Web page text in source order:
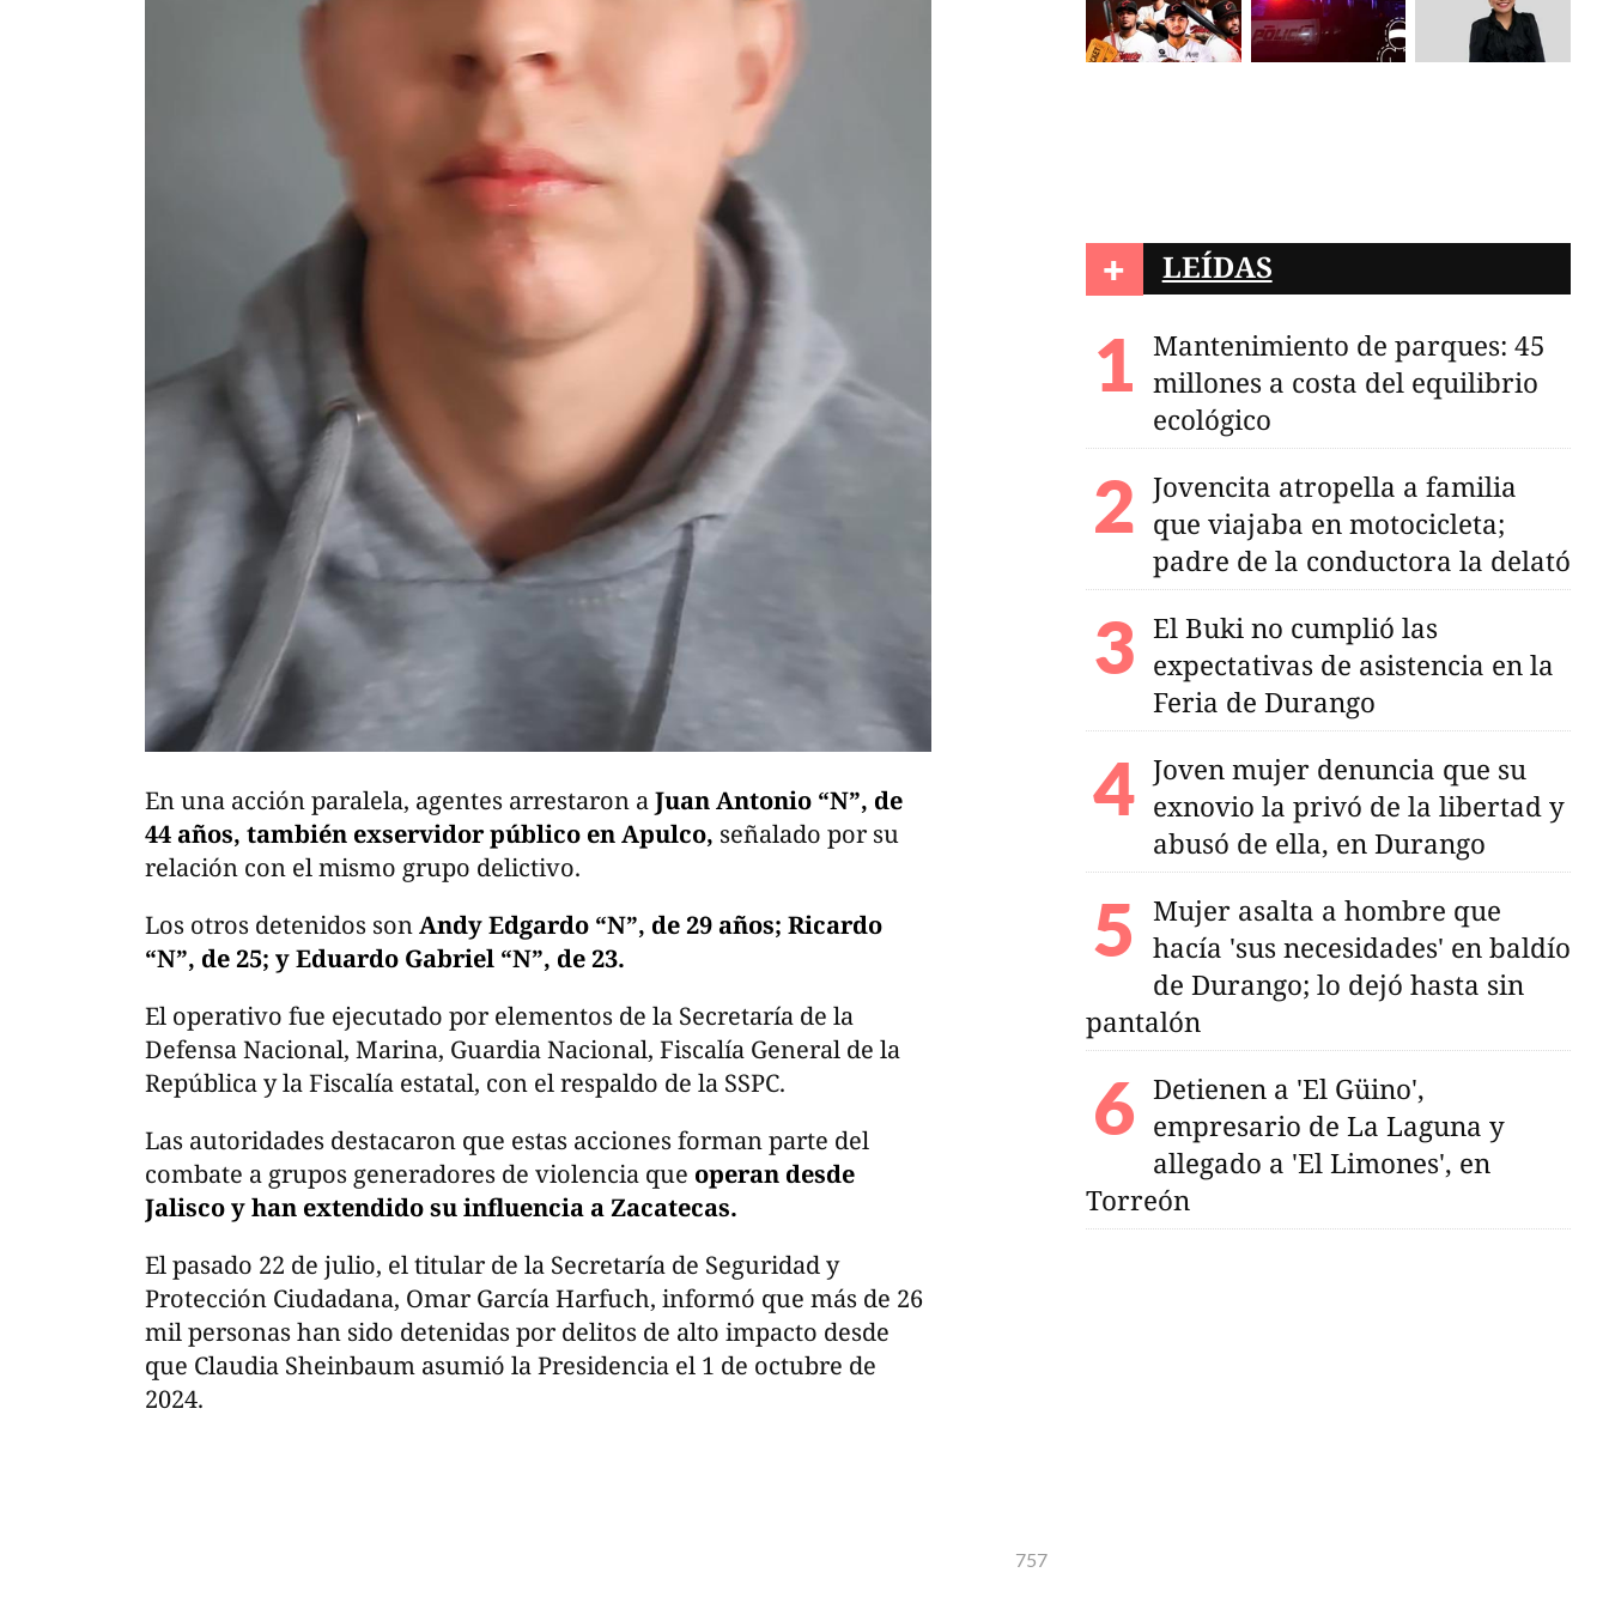
En una acción paralela, agentes arrestaron aJuan Antonio “N”, de
44 años, también exservidor público en Apulco, señalado por su
relación con el mismo grupo delictivo.
Los otros detenidos sonAndy Edgardo “N”, de 29 años; Ricardo
“N”, de 25; y Eduardo Gabriel “N”, de 23.
El operativo fue ejecutado por elementos de la Secretaría de la
Defensa Nacional, Marina, Guardia Nacional, Fiscalía General de la
República y la Fiscalía estatal, con el respaldo de la SSPC.
Las autoridades destacaron que estas acciones forman parte del
combate a grupos generadores de violencia que operan desde
Jalisco y han extendido su influencia a Zacatecas.
El pasado 22 de julio, el titular de la Secretaría de Seguridad y
Protección Ciudadana, Omar García Harfuch, informó que más de 26
mil personas han sido detenidas por delitos de alto impacto desde
que Claudia Sheinbaum asumió la Presidencia el 1 de octubre de
2024.
757
+ LEÍDAS
Mantenimiento de parques: 45
millones a costa del equilibrio
ecológico
Jovencita atropella a familia
que viajaba en motocicleta;
padre de la conductora la delató
El Buki no cumplió las
expectativas de asistencia en la
Feria de Durango
Joven mujer denuncia que su
exnovio la privó de la libertad y
abusó de ella, en Durango
Mujer asalta a hombre que
hacía 'sus necesidades' en baldío
de Durango; lo dejó hasta sin
pantalón
Detienen a 'El Güino',
empresario de La Laguna y
allegado a 'El Limones', en
Torreón